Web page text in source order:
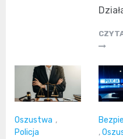
Oszustwa ,
Policja
,